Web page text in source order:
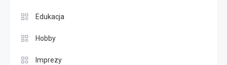
Edukacja
Hobby
Imprezy